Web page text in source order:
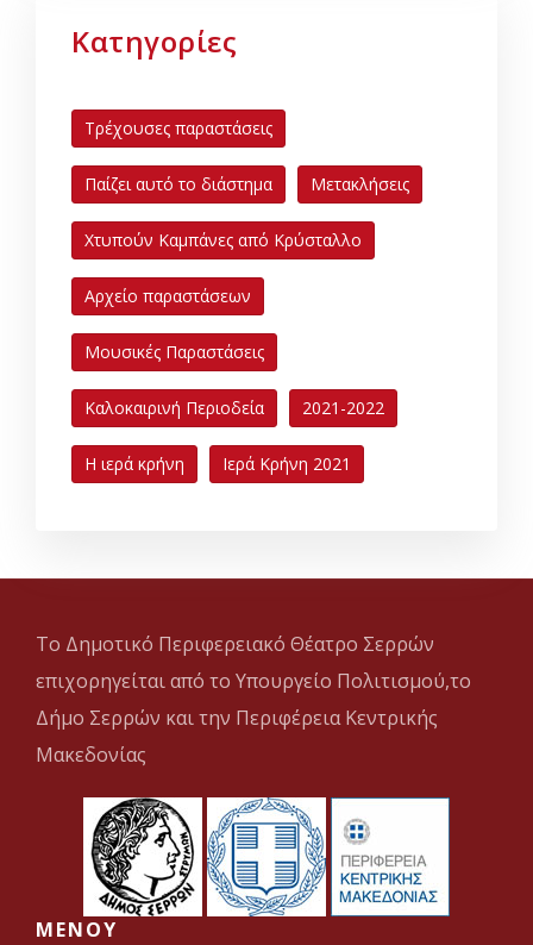
Κατηγορίες
Τρέχουσες παραστάσεις
Παίζει αυτό το διάστημα Μετακλήσεις
Χτυπούν Καμπάνες από Κρύσταλλο
Αρχείο παραστάσεων
Μουσικές Παραστάσεις
Καλοκαιρινή Περιοδεία 2021-2022
Η ιερά κρήνη Ιερά Κρήνη 2021
Το Δημοτικό Περιφερειακό Θέατρο Σερρών
επιχορηγείται από το Υπουργείο Πολιτισμού,το
Δήμο Σερρών και την Περιφέρεια Κεντρικής
Μακεδονίας
MENOY